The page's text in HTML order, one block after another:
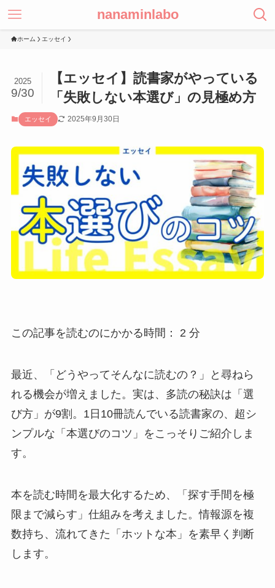
nanaminlabo
ホーム エッセイ
【エッセイ】読書家がやっている
「失敗しない本選び」の見極め方
2025
9/30
エッセイ 2025年9月30日
この記事を読むのにかかる時間： 2 分
最近、「どうやってそんなに読むの？」と尋ねら
れる機会が増えました。実は、多読の秘訣は「選
び方」が9割。1日10冊読んでいる読書家の、超シ
ンプルな「本選びのコツ」をこっそりご紹介しま
す。
本を読む時間を最大化するため、「探す手間を極
限まで減らす」仕組みを考えました。情報源を複
数持ち、流れてきた「ホットな本」を素早く判断
します。